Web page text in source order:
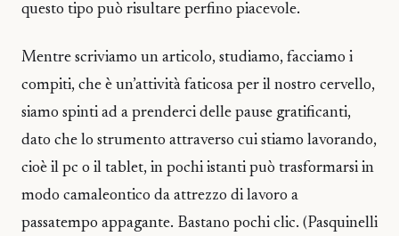
questo tipo può risultare perfino piacevole.
Mentre scriviamo un articolo, studiamo, facciamo i
compiti, che è un’attività faticosa per il nostro cervello,
siamo spinti ad a prenderci delle pause gratificanti,
dato che lo strumento attraverso cui stiamo lavorando,
cioè il pc o il tablet, in pochi istanti può trasformarsi in
modo camaleontico da attrezzo di lavoro a
passatempo appagante. Bastano pochi clic. (Pasquinelli